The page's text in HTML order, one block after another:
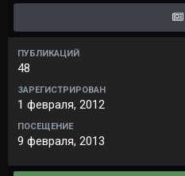
ПУБЛИКАЦИЙ
48
ЗАРЕГИСТРИРОВАН
1 февраля, 2012
ПОСЕЩЕНИЕ
9 февраля, 2013